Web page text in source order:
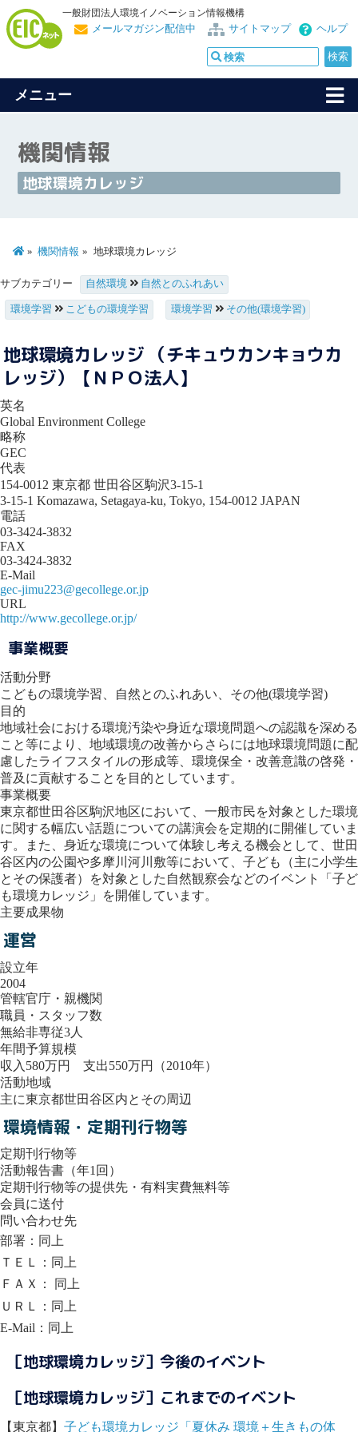
一般財団法人環境イノベーション情報機構
ヘルプ
サイトマップ
メールマガジン配信中
メニュー
機関情報
地球環境カレッジ
機関情報 地球環境カレッジ
サブカテゴリー 自然環境 自然とのふれあい
環境学習 こどもの環境学習 環境学習 その他(環境学習)
地球環境カレッジ （チキュウカンキョウカ
レッジ）【ＮＰＯ法人】
英名
Global Environment College
略称
GEC
代表
154-0012 東京都 世田谷区駒沢3-15-1
3-15-1 Komazawa, Setagaya-ku, Tokyo, 154-0012 JAPAN
電話
03-3424-3832
FAX
03-3424-3832
E-Mail
gec-jimu223@gecollege.or.jp
URL
http://www.gecollege.or.jp/
事業概要
活動分野
こどもの環境学習、自然とのふれあい、その他(環境学習)
目的
地域社会における環境汚染や身近な環境問題への認識を深める
こと等により、地域環境の改善からさらには地球環境問題に配
慮したライフスタイルの形成等、環境保全・改善意識の啓発・
普及に貢献することを目的としています。
事業概要
東京都世田谷区駒沢地区において、一般市民を対象とした環境
に関する幅広い話題についての講演会を定期的に開催していま
す。また、身近な環境について体験し考える機会として、世田
谷区内の公園や多摩川河川敷等において、子ども（主に小学生
とその保護者）を対象とした自然観察会などのイベント「子ど
も環境カレッジ」を開催しています。
主要成果物
運営
設立年
2004
管轄官庁・親機関
職員・スタッフ数
無給非専従3人
年間予算規模
収入580万円 支出550万円（2010年）
活動地域
主に東京都世田谷区内とその周辺
環境情報・定期刊行物等
定期刊行物等
活動報告書（年1回）
定期刊行物等の提供先・有料実費無料等
会員に送付
問い合わせ先
部署：同上
ＴＥＬ：同上
ＦＡＸ： 同上
ＵＲＬ：同上
E-Mail：同上
［地球環境カレッジ］今後のイベント
［地球環境カレッジ］これまでのイベント
【東京都】 子ども環境カレッジ「夏休み 環境＋生きもの体